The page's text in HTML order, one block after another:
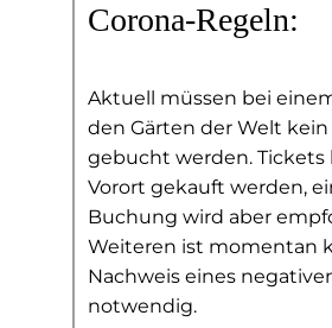
Corona-Regeln:
Aktuell müssen bei
den Gärten der Welt
gebucht werden. Tickets
Vorort gekauft werden,
Buchung wird aber
Weiteren ist momentan
Nachweis eines
notwendig.